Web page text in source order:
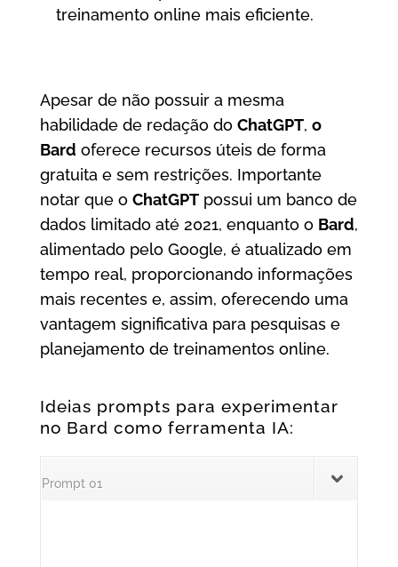
treinamento online mais eficiente.
Apesar de não possuir a mesma
habilidade de redação do ChatGPT, o
Bard oferece recursos úteis de forma
gratuita e sem restrições. Importante
notar que o ChatGPTpossui um banco de
dados limitado até 2021, enquanto o Bard,
alimentado pelo Google, é atualizado em
tempo real, proporcionando informações
mais recentes e, assim, oferecendo uma
vantagem significativa para pesquisas e
planejamento de treinamentos online.
Ideias prompts para experimentar
no Bard como ferramenta IA:
Prompt 01